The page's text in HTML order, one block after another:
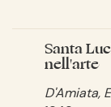
Santa
nell'arte
D'Amiata,